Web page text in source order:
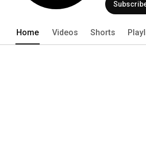
Home Videos Shorts